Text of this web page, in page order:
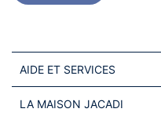
AIDE ET SERVICES
LA MAISON JACADI